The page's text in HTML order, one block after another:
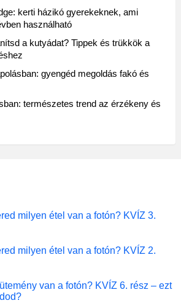
kerti házikó gyerekeknek, ami
használható
a kutyádat? Tippek és trükkök a
gyengéd megoldás fakó és
természetes trend az érzékeny és
milyen étel van a fotón? KVÍZ 3.
milyen étel van a fotón? KVÍZ 2.
van a fotón? KVÍZ 6. rész – ezt